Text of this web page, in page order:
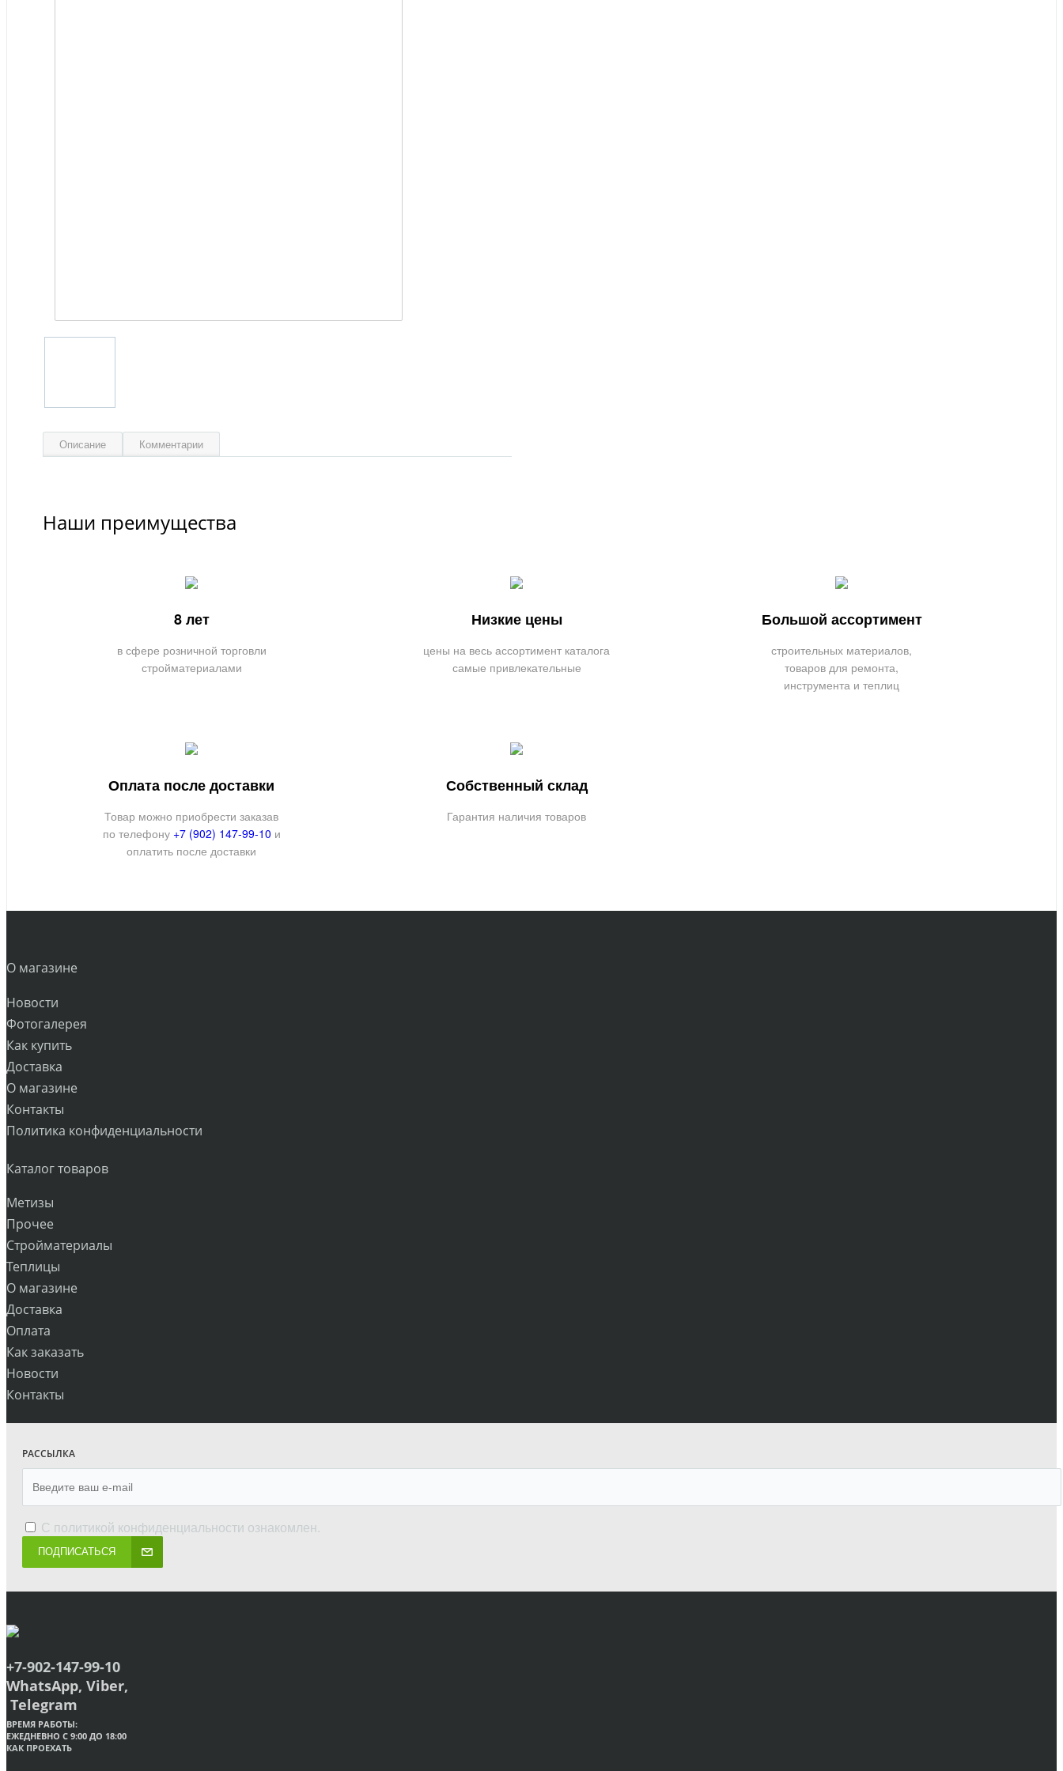
Описание Комментарии
Наши преимущества
8 лет
в сфере розничной торговли
стройматериалами
Низкие цены
цены на весь ассортимент каталога
самые привлекательные
Большой ассортимент
строительных материалов,
товаров для ремонта,
инструмента и теплиц
Оплата после доставки
Товар можно приобрести заказав
по телефону +7 (902) 147-99-10 и
оплатить после доставки
Собственный склад
Гарантия наличия товаров
О магазине
Новости
Фотогалерея
Как купить
Доставка
О магазине
Контакты
Политика конфиденциальности
Каталог товаров
Метизы
Прочее
Стройматериалы
Теплицы
О магазине
Доставка
Оплата
Как заказать
Новости
Контакты
РАССЫЛКА
С политикой конфиденциальности ознакомлен.
ПОДПИСАТЬСЯ
+7-902-147-99-10
WhatsApp, Viber,
Telegram
ВРЕМЯ РАБОТЫ:
ЕЖЕДНЕВНО С 9:00 ДО 18:00
КАК ПРОЕХАТЬ